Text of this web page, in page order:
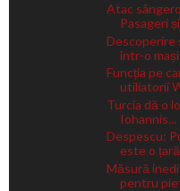
Atac
Pasageri
Descoperire
într-o
Funcția pe
utiliatorii
Turcia dă o
Iohannis...
Despescu:
este o
Măsură
pentru